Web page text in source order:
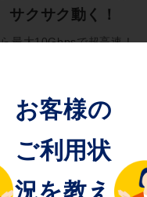
サクサク動く！
最大10Gbpsで超高速！
高画質動画も
快適に視聴できる！